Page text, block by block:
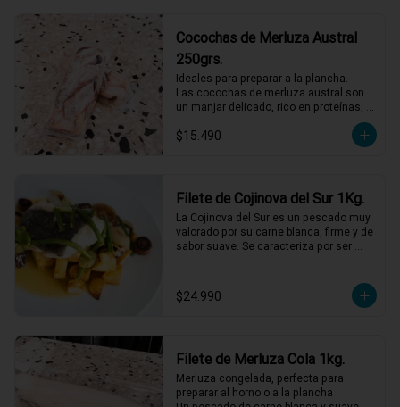
Cocochas de Merluza Austral
250grs.
Ideales para preparar a la plancha.
Las cocochas de merluza austral son
un manjar delicado, rico en proteínas,
ácidos grasos omega-3 y vitaminas del
grupo B.
$15.490
Filete de Cojinova del Sur 1Kg.
La Cojinova del Sur es un pescado muy
valorado por su carne blanca, firme y de
sabor suave. Se caracteriza por ser
plancha, a la parrilla o al horno. Vienen
en filetes de entre 300 grs y 500 grs.
$24.990
Filete de Merluza Cola 1kg.
Merluza congelada, perfecta para
preparar al horno o a la plancha